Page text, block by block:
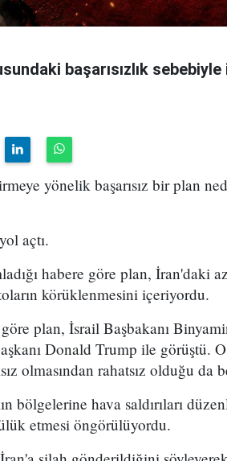
başarısızlık
yönelik başarısız bir plan
açtı.
habere göre plan, İran'daki
körüklenmesini içeriyordu.
plan, İsrail Başbakanı
Donald Trump ile görüştü.
olmasından rahatsız olduğu da
bölgelerine hava saldırıları
etmesi öngörülüyordu.